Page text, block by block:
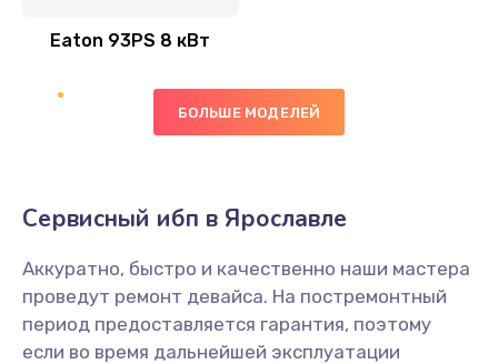
Eaton 93PS 8 кВт
БОЛЬШЕ МОДЕЛЕЙ
Сервисный ибп в Ярославле
Аккуратно, быстро и качественно наши мастера
проведут ремонт девайса. На постремонтный
период предоставляется гарантия, поэтому
если во время дальнейшей эксплуатации